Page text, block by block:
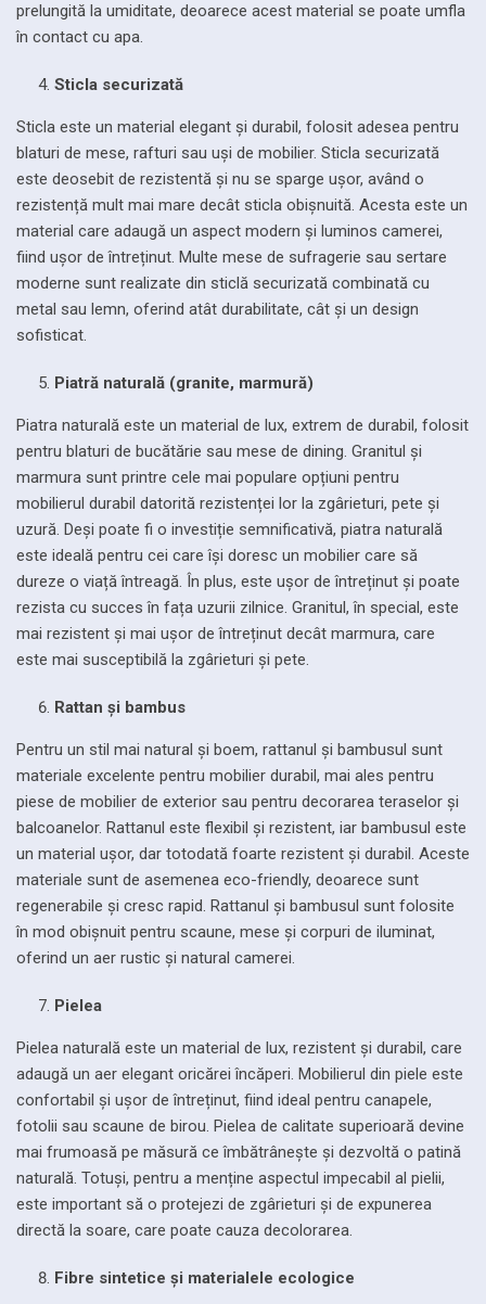
prelungită la umiditate, deoarece acest material se poate umfla
în contact cu apa.
Sticla securizată
Sticla este un material elegant și durabil, folosit adesea pentru
blaturi de mese, rafturi sau uși de mobilier. Sticla securizată
este deosebit de rezistentă și nu se sparge ușor, având o
rezistență mult mai mare decât sticla obișnuită. Acesta este un
material care adaugă un aspect modern și luminos camerei,
fiind ușor de întreținut. Multe mese de sufragerie sau sertare
moderne sunt realizate din sticlă securizată combinată cu
metal sau lemn, oferind atât durabilitate, cât și un design
sofisticat.
Piatră naturală (granite, marmură)
Piatra naturală este un material de lux, extrem de durabil, folosit
pentru blaturi de bucătărie sau mese de dining. Granitul și
marmura sunt printre cele mai populare opțiuni pentru
mobilierul durabil datorită rezistenței lor la zgârieturi, pete și
uzură. Deși poate fi o investiție semnificativă, piatra naturală
este ideală pentru cei care își doresc un mobilier care să
dureze o viață întreagă. În plus, este ușor de întreținut și poate
rezista cu succes în fața uzurii zilnice. Granitul, în special, este
mai rezistent și mai ușor de întreținut decât marmura, care
este mai susceptibilă la zgârieturi și pete.
Rattan și bambus
Pentru un stil mai natural și boem, rattanul și bambusul sunt
materiale excelente pentru mobilier durabil, mai ales pentru
piese de mobilier de exterior sau pentru decorarea teraselor și
balcoanelor. Rattanul este flexibil și rezistent, iar bambusul este
un material ușor, dar totodată foarte rezistent și durabil. Aceste
materiale sunt de asemenea eco-friendly, deoarece sunt
regenerabile și cresc rapid. Rattanul și bambusul sunt folosite
în mod obișnuit pentru scaune, mese și corpuri de iluminat,
oferind un aer rustic și natural camerei.
Pielea
Pielea naturală este un material de lux, rezistent și durabil, care
adaugă un aer elegant oricărei încăperi. Mobilierul din piele este
confortabil și ușor de întreținut, fiind ideal pentru canapele,
fotolii sau scaune de birou. Pielea de calitate superioară devine
mai frumoasă pe măsură ce îmbătrânește și dezvoltă o patină
naturală. Totuși, pentru a menține aspectul impecabil al pielii,
este important să o protejezi de zgârieturi și de expunerea
directă la soare, care poate cauza decolorarea.
Fibre sintetice și materialele ecologice